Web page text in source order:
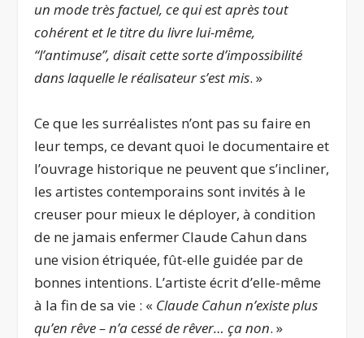
un mode très factuel, ce qui est après tout
cohérent et le titre du livre lui-même,
“l’antimuse”, disait cette sorte d’impossibilité
dans laquelle le réalisateur s’est mis. »
Ce que les surréalistes n’ont pas su faire en
leur temps, ce devant quoi le documentaire et
l’ouvrage historique ne peuvent que s’incliner,
les artistes contemporains sont invités à le
creuser pour mieux le déployer, à condition
de ne jamais enfermer Claude Cahun dans
une vision étriquée, fût-elle guidée par de
bonnes intentions. L’artiste écrit d’elle-même
à la fin de sa vie : « Claude Cahun n’existe plus
qu’en rêve – n’a cessé de rêver… ça non. »